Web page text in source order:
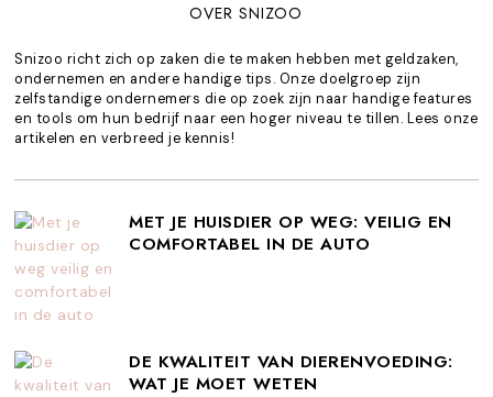
OVER SNIZOO
Snizoo richt zich op zaken die te maken hebben met geldzaken,
ondernemen en andere handige tips. Onze doelgroep zijn
zelfstandige ondernemers die op zoek zijn naar handige features
en tools om hun bedrijf naar een hoger niveau te tillen. Lees onze
artikelen en verbreed je kennis!
MET JE HUISDIER OP WEG: VEILIG EN
COMFORTABEL IN DE AUTO
DE KWALITEIT VAN DIERENVOEDING:
WAT JE MOET WETEN